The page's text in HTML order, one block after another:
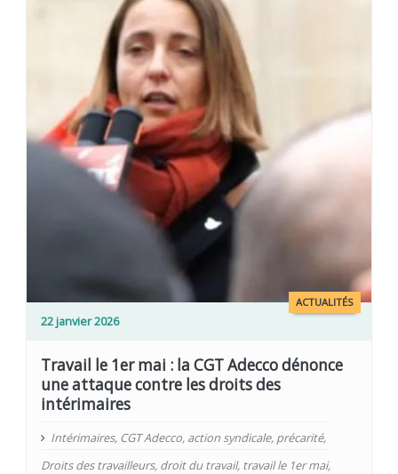
ACTUALITÉS
22 janvier 2026
Travail le 1er mai : la CGT Adecco dénonce
une attaque contre les droits des
intérimaires
Intérimaires, CGT Adecco, action syndicale, précarité,
Droits des travailleurs, droit du travail, travail le 1er mai,